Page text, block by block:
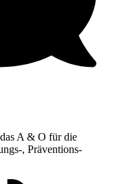
A & O für die
, Präventions-